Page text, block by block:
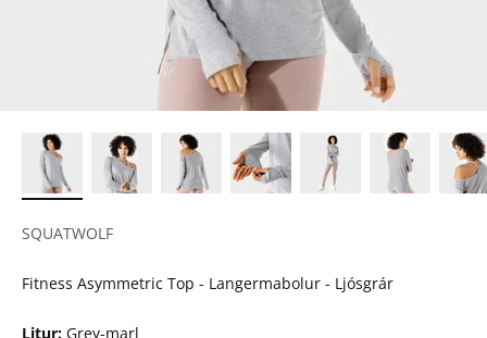
SQUATWOLF
Fitness Asymmetric Top - Langermabolur - Ljósgrár
Litur: Grey-marl